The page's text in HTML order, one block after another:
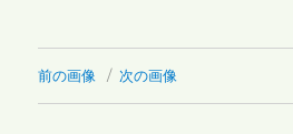
前の画像 次の画像